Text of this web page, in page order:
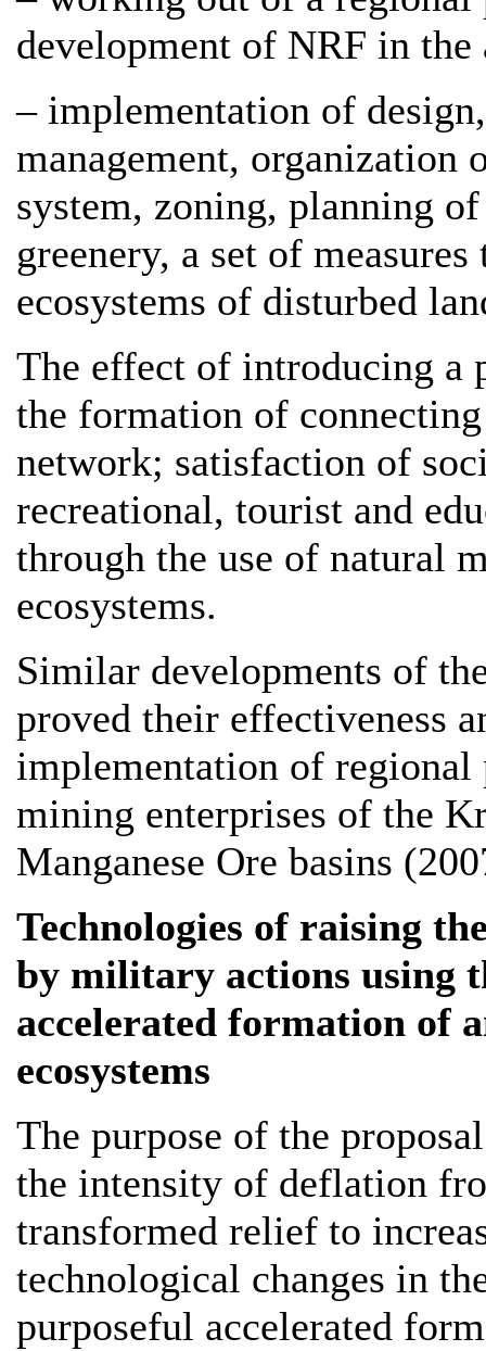
development of NRF in
– implementation of
management,
system, zoning, planning
greenery, a set of
ecosystems of disturbed
The effect of introducing a
the formation of
network; satisfaction of
recreational, tourist and
through the use of natural
ecosystems.
Similar developments of
proved their effectiveness
implementation of regional
mining enterprises of the
Manganese Ore basins
Technologies of raising
by military actions using
accelerated formation of
ecosystems
The purpose of the
the intensity of deflation
transformed relief to
technological changes in
purposeful accelerated